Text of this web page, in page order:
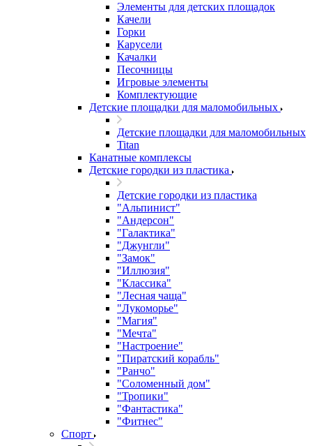
Элементы для детских площадок
Качели
Горки
Карусели
Качалки
Песочницы
Игровые элементы
Комплектующие
Детские площадки для маломобильных
Детские площадки для маломобильных
Titan
Канатные комплексы
Детские городки из пластика
Детские городки из пластика
"Альпинист"
"Андерсон"
"Галактика"
"Джунгли"
"Замок"
"Иллюзия"
"Классика"
"Лесная чаща"
"Лукоморье"
"Магия"
"Мечта"
"Настроение"
"Пиратский корабль"
"Ранчо"
"Соломенный дом"
"Тропики"
"Фантастика"
"Фитнес"
Спорт